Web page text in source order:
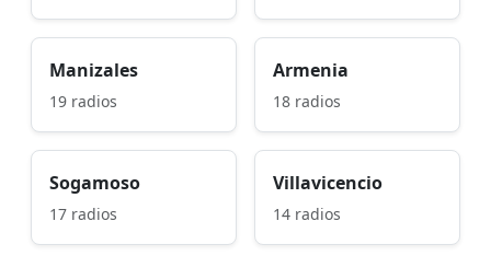
Manizales
19 radios
Armenia
18 radios
Sogamoso
17 radios
Villavicencio
14 radios